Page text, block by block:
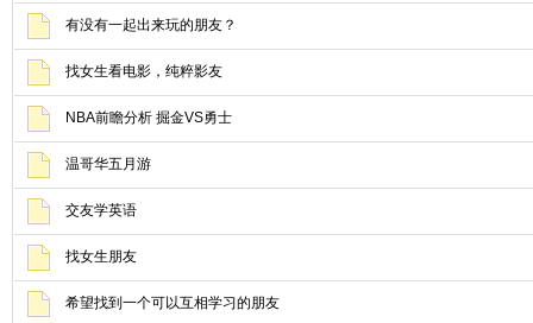
有没有一起出来玩的朋友？
找女生看电影，纯粹影友
NBA前瞻分析 掘金VS勇士
温哥华五月游
交友学英语
找女生朋友
希望找到一个可以互相学习的朋友